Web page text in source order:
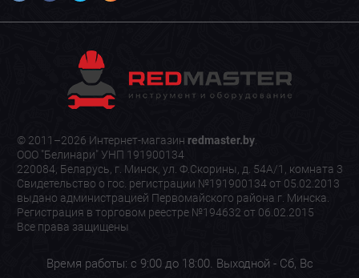
© 2011–2026 Интернет-магазин redmaster.by.
ООО "Белинари" УНП 191900134
220084, Беларусь, г. Минск, ул. Ф.Скорины, д. 54А/1, комната 3
Свидетельство о гос. регистрации №191900134 от 05.02.2013
выдано администрацией Первомайского района г. Минска.
Регистрация в торговом реестре №194632 от 06.02.2015
Все права защищены
Время работы: с 9:00 до 18:00. Выходной - Сб, Вс